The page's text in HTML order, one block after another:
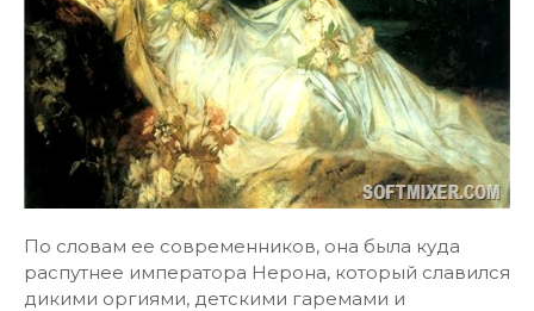
По словам ее современников, она была куда
распутнее императора Нерона, который славился
дикими оргиями, детскими гаремами и